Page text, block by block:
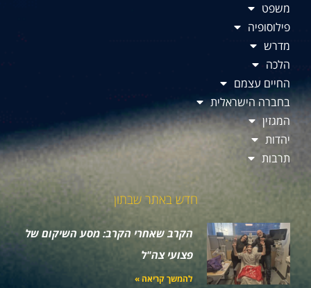
משפט
פילוסופיה
מדרש
הלכה
החיים עצמם
בחברה הישראלית
המגזין
יהדות
תרבות
חדש באתר שבתון
הקרב שאחרי הקרב: מסע השיקום של
פצועי צה"ל
להמשך קריאה »